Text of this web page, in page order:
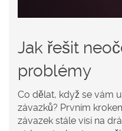
Jak řešit
problémy
Co dělat, když se vám
závazků? Prvním
závazek stále visí na